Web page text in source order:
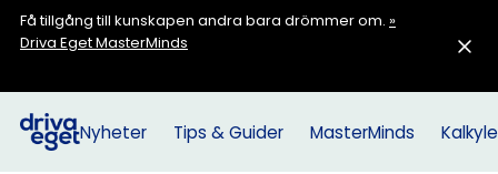
Få tillgång till kunskapen andra bara drömmer om. »
Driva Eget MasterMinds
Nyheter Tips & Guider MasterMinds